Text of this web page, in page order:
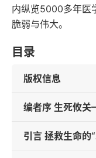
内纵览5000多年医
脆弱与伟大。
目录
版权信息
编者序 生死攸
引言 拯救生命的